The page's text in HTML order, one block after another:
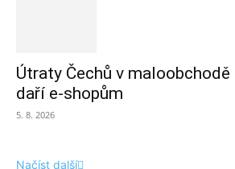
Útraty Čechů v
daří e-shopům
5. 8. 2026
Načíst další